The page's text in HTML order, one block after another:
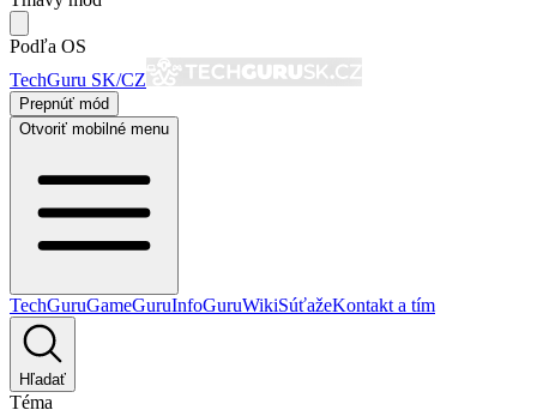
Podľa OS
TechGuru SK/CZ
Prepnúť mód
Otvoriť mobilné menu
TechGuruGameGuruInfoGuruWikiSúťažeKontakt a tím
Hľadať
Téma